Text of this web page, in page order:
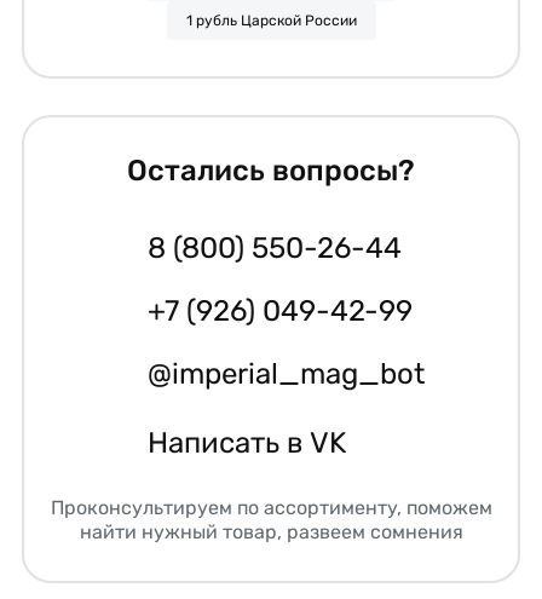
1 рубль Царской России
Остались вопросы?
8 (800) 550-26-44
+7 (926) 049-42-99
@imperial_mag_bot
Написать в VK
Проконсультируем по ассортименту, поможем
найти нужный товар, развеем сомнения